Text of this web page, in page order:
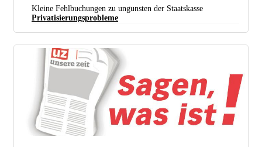
Kleine Fehlbuchungen zu ungunsten der Staatskasse
Privatisierungsprobleme